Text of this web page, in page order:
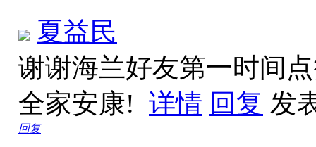
夏益民
谢谢海兰好友第一时间
全家安康! 详情 回复 发
回复